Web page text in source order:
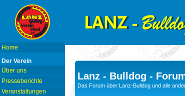
Home
Der Verein
Über uns
Presseberichte
Veranstaltungen
Lanz - Bulldog -
Das Forum über Lanz-Bulldog und alle